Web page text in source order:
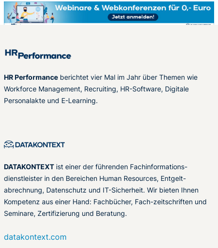
HR Performance berichtet vier Mal im Jahr über Themen wie
Workforce Management, Recruiting, HR-Software, Digitale
Personalakte und E-Learning.
DATAKONTEXT ist einer der führenden Fachinformations-
dienstleister in den Bereichen Human Resources, Entgelt-
abrechnung, Datenschutz und IT-Sicherheit. Wir bieten Ihnen
Kompetenz aus einer Hand: Fachbücher, Fach-zeitschriften und
Seminare, Zertifizierung und Beratung.
datakontext.com